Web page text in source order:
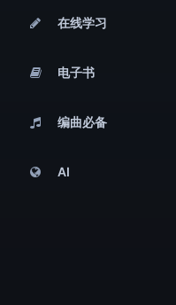
在线学习
电子书
编曲必备
AI